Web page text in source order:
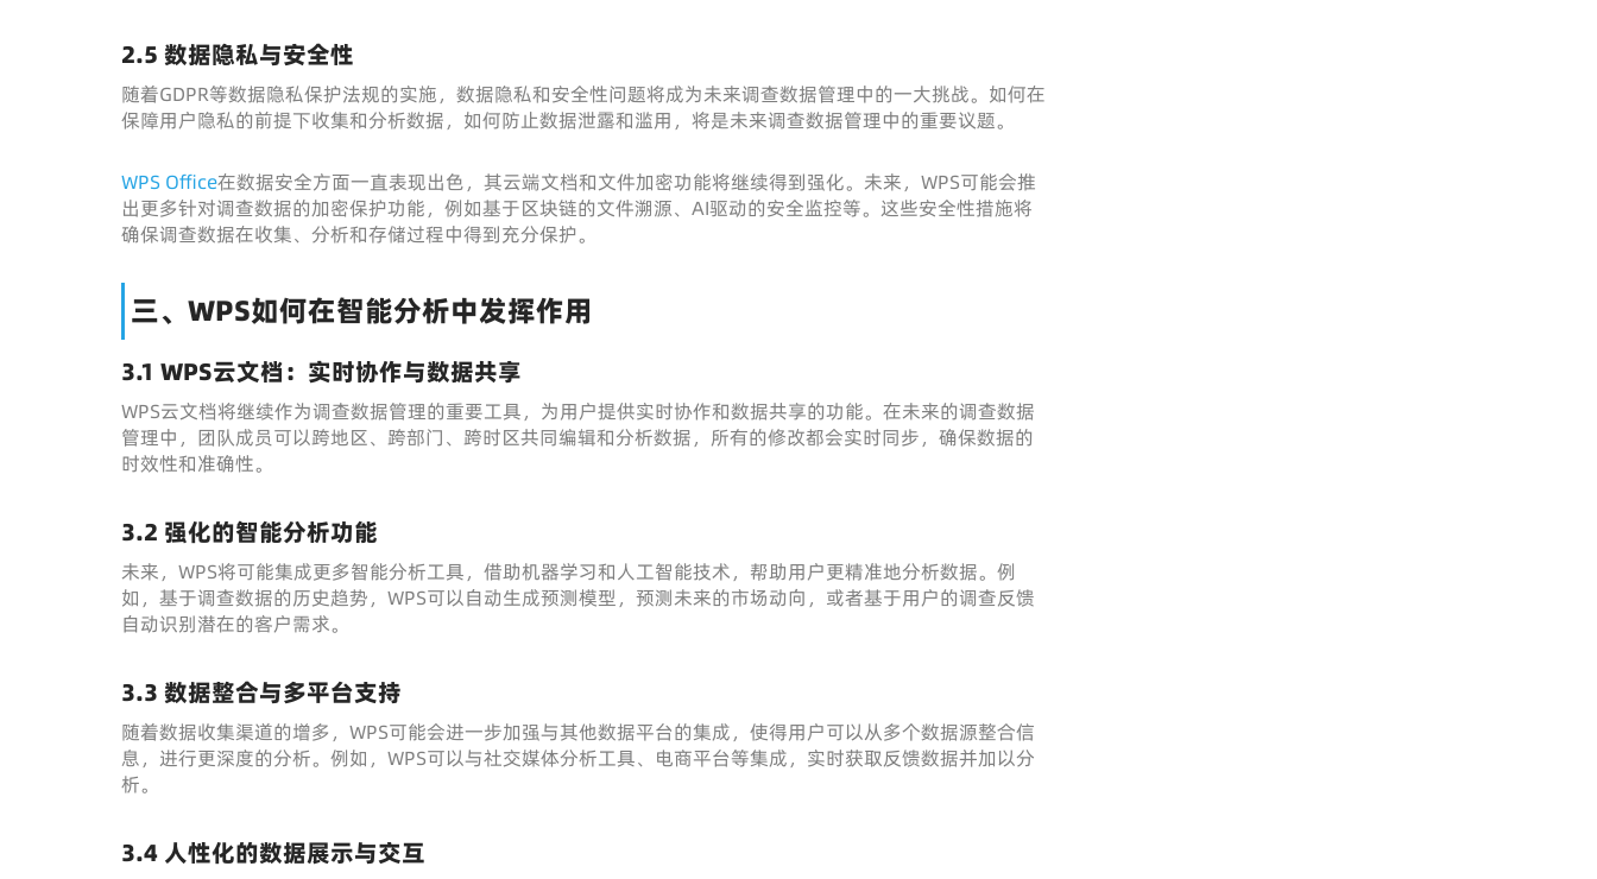
2.5 数据隐私与安全性
随着GDPR等数据隐私保护法规的实施，数据隐私和安全性问题将成为未来调查数据管理中的一大挑战。如何在
保障用户隐私的前提下收集和分析数据，如何防止数据泄露和滥用，将是未来调查数据管理中的重要议题。
WPS Office在数据安全方面一直表现出色，其云端文档和文件加密功能将继续得到强化。未来，WPS可能会推
出更多针对调查数据的加密保护功能，例如基于区块链的文件溯源、AI驱动的安全监控等。这些安全性措施将
确保调查数据在收集、分析和存储过程中得到充分保护。
三、WPS如何在智能分析中发挥作用
3.1 WPS云文档：实时协作与数据共享
WPS云文档将继续作为调查数据管理的重要工具，为用户提供实时协作和数据共享的功能。在未来的调查数据
管理中，团队成员可以跨地区、跨部门、跨时区共同编辑和分析数据，所有的修改都会实时同步，确保数据的
时效性和准确性。
3.2 强化的智能分析功能
未来，WPS将可能集成更多智能分析工具，借助机器学习和人工智能技术，帮助用户更精准地分析数据。例
如，基于调查数据的历史趋势，WPS可以自动生成预测模型，预测未来的市场动向，或者基于用户的调查反馈
自动识别潜在的客户需求。
3.3 数据整合与多平台支持
随着数据收集渠道的增多，WPS可能会进一步加强与其他数据平台的集成，使得用户可以从多个数据源整合信
息，进行更深度的分析。例如，WPS可以与社交媒体分析工具、电商平台等集成，实时获取反馈数据并加以分
析。
3.4 人性化的数据展示与交互